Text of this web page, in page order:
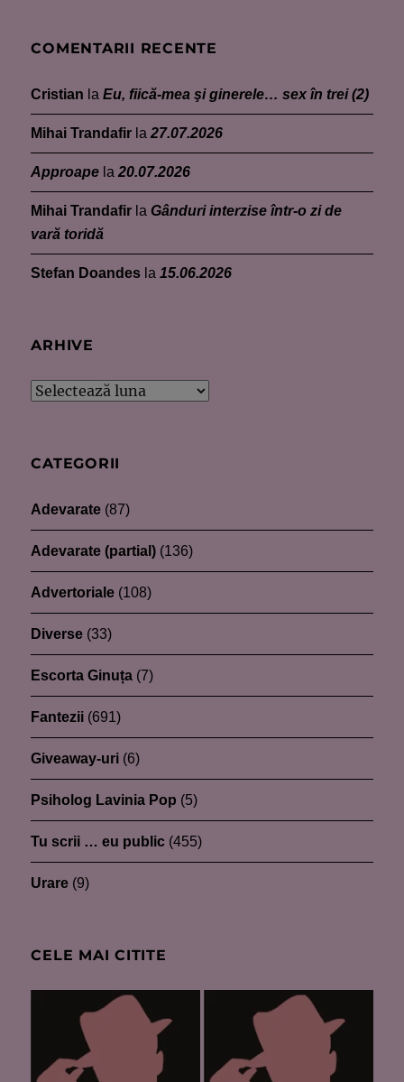
COMENTARII RECENTE
Cristian laEu, fiică-mea şi ginerele… sex în trei (2)
Mihai Trandafir la27.07.2026
Approape la20.07.2026
Mihai Trandafir la Gânduri interzise într-o zi de
vară toridă
Stefan Doandes la15.06.2026
ARHIVE
Arhive
CATEGORII
Adevarate (87)
Adevarate (partial) (136)
Advertoriale (108)
Diverse (33)
Escorta Ginuța (7)
Fantezii (691)
Giveaway-uri (6)
Psiholog Lavinia Pop (5)
Tu scrii … eu public (455)
Urare (9)
CELE MAI CITITE